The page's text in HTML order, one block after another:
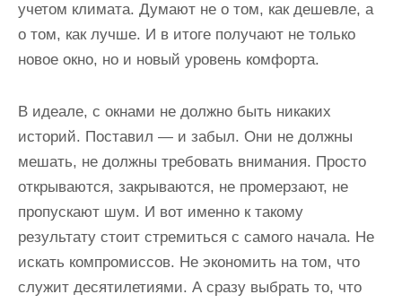
учетом климата. Думают не о том, как дешевле, а
о том, как лучше. И в итоге получают не только
новое окно, но и новый уровень комфорта.
В идеале, с окнами не должно быть никаких
историй. Поставил — и забыл. Они не должны
мешать, не должны требовать внимания. Просто
открываются, закрываются, не промерзают, не
пропускают шум. И вот именно к такому
результату стоит стремиться с самого начала. Не
искать компромиссов. Не экономить на том, что
служит десятилетиями. А сразу выбрать то, что